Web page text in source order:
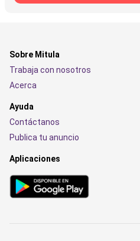
Sobre Mitula
Trabaja con nosotros
Acerca
Ayuda
Contáctanos
Publica tu anuncio
Aplicaciones